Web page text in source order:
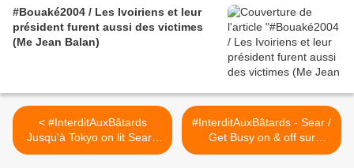
#Bouaké2004 / Les Ivoiriens et leur
président furent aussi des victimes
(Me Jean Balan)
< #InterditAuxBâtards
Jusqu'à Tokyo on lit Sear /
Get Busy
#InterditAuxBâtards - Sear /
Get Busy on & off sur
Générations >